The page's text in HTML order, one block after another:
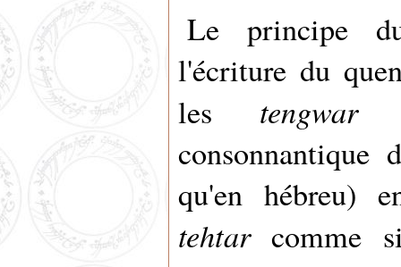
Le principe
l'écriture du
les tengwar
qu'en hébreu)
tehtarcomme